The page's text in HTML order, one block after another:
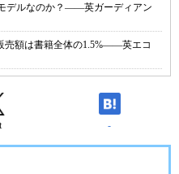
デルなのか？――英ガーディアン
売額は書籍全体の1.5%――英エコ
-